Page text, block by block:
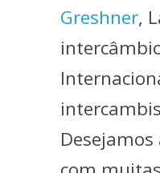
Greshner,